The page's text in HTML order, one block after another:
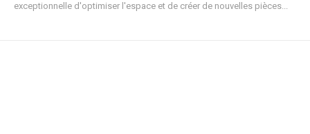
exceptionnelle d'optimiser l'espace et de créer de nouvelles pièces...